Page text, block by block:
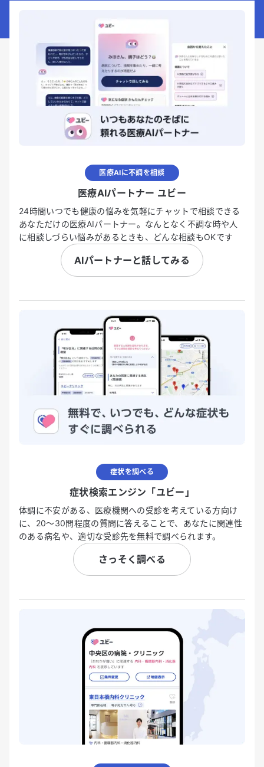
医療AIに不調を相談
医療AIパートナー ユビー
24時間いつでも健康の悩みを気軽にチャットで相談できる
あなただけの医療AIパートナー。なんとなく不調な時や人
に相談しづらい悩みがあるときも、どんな相談もOKです
AIパートナーと話してみる
症状を調べる
症状検索エンジン「ユビー」
体調に不安がある、医療機関への受診を考えている方向け
に、20〜30問程度の質問に答えることで、あなたに関連性
のある病名や、適切な受診先を無料で調べられます。
さっそく調べる